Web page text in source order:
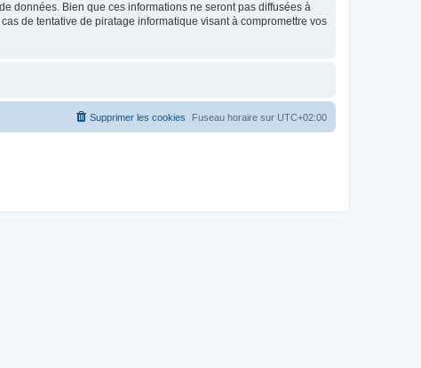
données. Bien que ces informations ne seront pas diffusées à
de tentative de piratage informatique visant à compromettre vos
Fuseau horaire sur UTC+02:00
Supprimer les cookies